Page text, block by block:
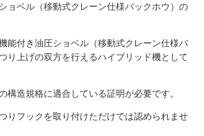
ョベル（移動式クレーン仕様バックホウ）の
能付き油圧ショベル（移動式クレーン仕様バ
り上げの双方を行えるハイブリッド機として
構造規格に適合している証明が必要です。
りフックを取り付けただけでは認められませ